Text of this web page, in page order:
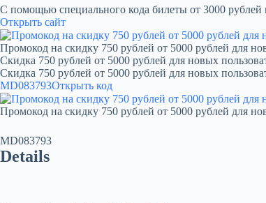
С помощью специального кода билеты от 3000
Открыть сайт
Промокод на скидку 750 рублей от 5000 рублей для
Скидка 750 рублей от 5000 рублей для новых
Скидка 750 рублей от 5000 рублей для новых
MD083793Открыть код
Промокод на скидку 750 рублей от 5000 рублей для
MD083793
Details